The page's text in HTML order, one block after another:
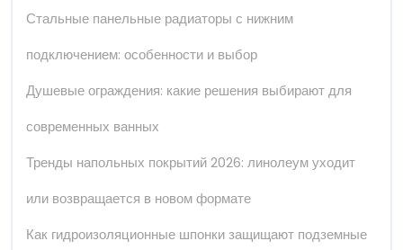
Стальные панельные радиаторы с нижним
подключением: особенности и выбор
Душевые ограждения: какие решения выбирают для
современных ванных
Тренды напольных покрытий 2026: линолеум уходит
или возвращается в новом формате
Как гидроизоляционные шпонки защищают подземные